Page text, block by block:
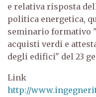
e relativa risposta
politica energetica,
seminario formativo
acquisti verdi e
degli edifici" del 23
Link
http://